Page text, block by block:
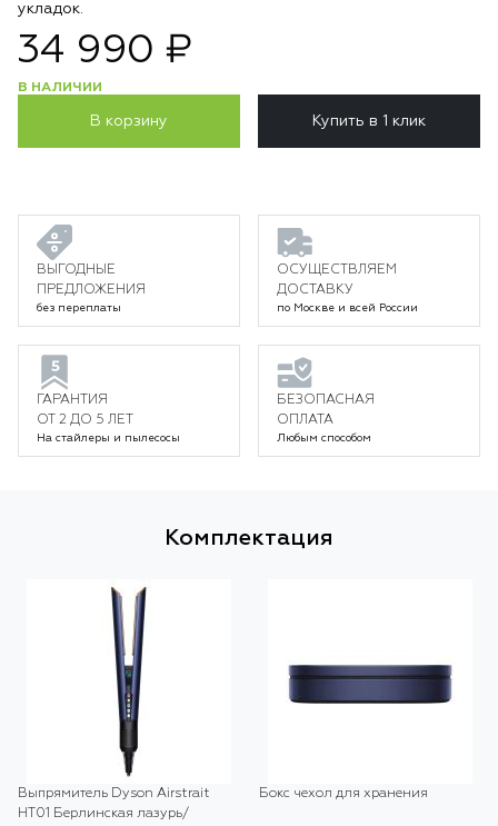
укладок.
34 990 ₽
В НАЛИЧИИ
В корзину Купить в 1 клик
ВЫГОДНЫЕ
ПРЕДЛОЖЕНИЯ
без переплаты
ОСУЩЕСТВЛЯЕМ
ДОСТАВКУ
по Москве и всей России
ГАРАНТИЯ
ОТ 2 ДО 5 ЛЕТ
На стайлеры и пылесосы
БЕЗОПАСНАЯ
ОПЛАТА
Любым способом
Комплектация
Выпрямитель Dyson Airstrait
HT01 Берлинская лазурь/
Бокс чехол для хранения